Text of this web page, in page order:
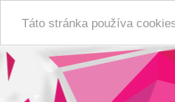
Táto stránka používa